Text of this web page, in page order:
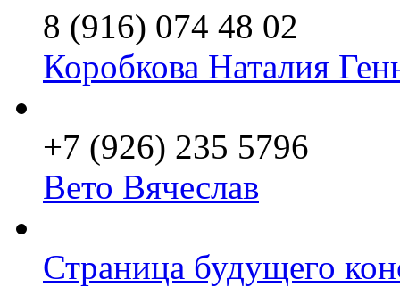
8 (916) 074 48 02
Коробкова Наталия
+7 (926) 235 5796
Вето Вячеслав
Страница будущего